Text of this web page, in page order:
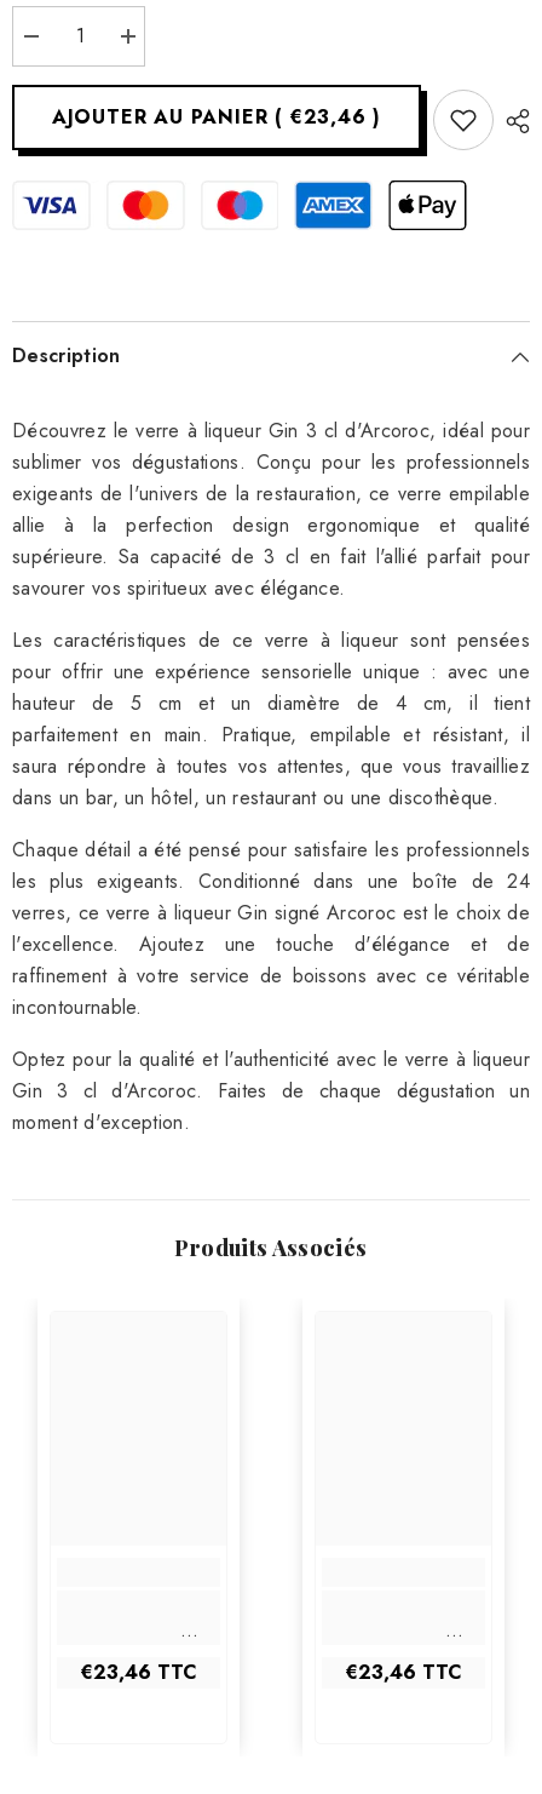
Réduire
la
quantité
Verre
liqueur
cl
Augmenter
la
quantité
Verre
liqueur
3
cl
d&#39;Arcoroc
AJOUTER AU PANIER ( €23,46)
Description
Découvrez le verre à liqueur Gin 3 cl d'Arcoroc, idéal pour
sublimer vos dégustations. Conçu pour les professionnels
exigeants de l'univers de la restauration, ce verre empilable
allie à la perfection design ergonomique et qualité
supérieure. Sa capacité de 3 cl en fait l'allié parfait pour
savourer vos spiritueux avec élégance.
Les caractéristiques de ce verre à liqueur sont pensées
pour offrir une expérience sensorielle unique : avec une
hauteur de 5 cm et un diamètre de 4 cm, il tient
parfaitement en main. Pratique, empilable et résistant, il
saura répondre à toutes vos attentes, que vous travailliez
dans un bar, un hôtel, un restaurant ou une discothèque.
Chaque détail a été pensé pour satisfaire les professionnels
les plus exigeants. Conditionné dans une boîte de 24
verres, ce verre à liqueur Gin signé Arcoroc est le choix de
l'excellence. Ajoutez une touche d'élégance et de
raffinement à votre service de boissons avec ce véritable
incontournable.
Optez pour la qualité et l'authenticité avec le verre à liqueur
Gin 3 cl d'Arcoroc. Faites de chaque dégustation un
moment d'exception.
Produits Associés
€23,46 TTC €23,46 TTC